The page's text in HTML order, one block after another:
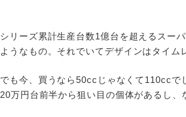
シリーズ累計生産台数1億台を超えるスー
ようなもの。それでいてデザインはタイム
でも今、買うなら50ccじゃなくて110ccで
20万円台前半から狙い目の個体があるし